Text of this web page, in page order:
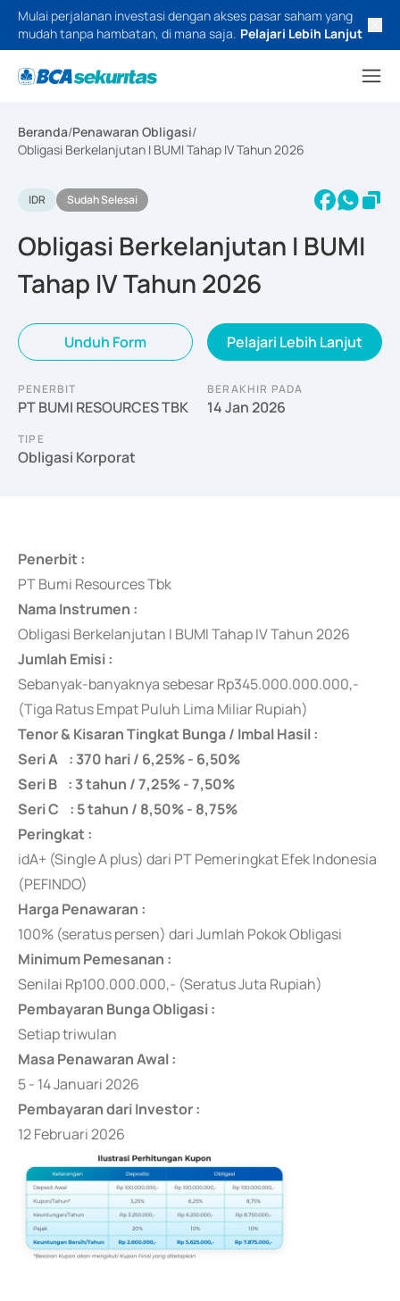
Mulai perjalanan investasi dengan akses pasar saham yang
mudah tanpa hambatan, di mana saja. Pelajari Lebih Lanjut
Beranda/Penawaran Obligasi/
Obligasi Berkelanjutan I BUMI Tahap IV Tahun 2026
IDR Sudah Selesai
Obligasi Berkelanjutan I BUMI
Tahap IV Tahun 2026
Unduh Form Pelajari Lebih Lanjut
PENERBIT
PT BUMI RESOURCES TBK
BERAKHIR PADA
14 Jan 2026
TIPE
Obligasi Korporat
Penerbit :
PT Bumi Resources Tbk
Nama Instrumen :
Obligasi Berkelanjutan I BUMI Tahap IV Tahun 2026
Jumlah Emisi :
Sebanyak-banyaknya sebesar Rp345.000.000.000,-
(Tiga Ratus Empat Puluh Lima Miliar Rupiah)
Tenor & Kisaran Tingkat Bunga / Imbal Hasil :
Seri A : 370 hari / 6,25% - 6,50%
Seri B : 3 tahun / 7,25% - 7,50%
Seri C : 5 tahun / 8,50% - 8,75%
Peringkat :
idA+ (Single A plus) dari PT Pemeringkat Efek Indonesia
(PEFINDO)
Harga Penawaran :
100% (seratus persen) dari Jumlah Pokok Obligasi
Minimum Pemesanan :
Senilai Rp100.000.000,- (Seratus Juta Rupiah)
Pembayaran Bunga Obligasi :
Setiap triwulan
Masa Penawaran Awal :
5 - 14 Januari 2026
Pembayaran dari Investor :
12 Februari 2026